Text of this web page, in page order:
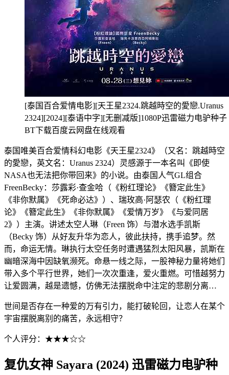
[泰国百合爱情电影][天王星2324.跳越時空的愛戀.Uranus
2324][2024][泰语中字][无删减版]1080P迅雷磁力电驴种子
BT下载百度云网盘在线观看
泰国唯美百合爱情科幻电影《天王星2324》（又名：跳越時空
的愛戀，英文名：Uranus 2324）灵感源于一本名叫《即使
NASA也无法把你带回来》的小说。由泰国人气GL组合
FreenBecky：莎露彩·查金哈（《粉红理论》《簪定此生》
《非你默属》《死命必达》）、瑞玫高·阿瑟农（《粉红理
论》《簪定此生》《非你默属》《爱情万岁》《与爱同居
2》）主演。讲述太空人琳（Freen 饰）与潜水选手凯斯
（Becky 饰）从好友升华为恋人，彼此扶持，携手追梦。然
而，命运无情。琳执行太空任务时遭遇猛烈太阳风暴，凯斯在
幽暗深海中因缺氧濒死。命悬一线之际，一股神秘力量将她们
带入多个平行世界，她们一次次重逢，爱火重燃。可惜越努力
让爱圆满，越是遗憾，仿佛无法摆脱命中注定的悲剧分离…
世间是否存在一种爱的万有引力，能打破轮回，让恋人在某个
宇宙摆脱离别的痛苦，永远相守？
个人评分：★★★☆☆
复仇女神 Sayara (2024) 迅雷磁力电驴种